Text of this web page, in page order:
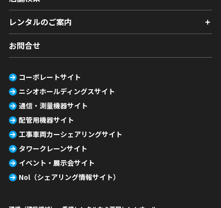
レンタルのご案内
お問合せ
コーポレートサイト
ニシオホールディングスサイト
通信・測量機器サイト
配管用機器サイト
工事車両カーシェアリングサイト
タワークレーンサイト
イベント・展示会サイト
Nol（シェアリング情報サイト）